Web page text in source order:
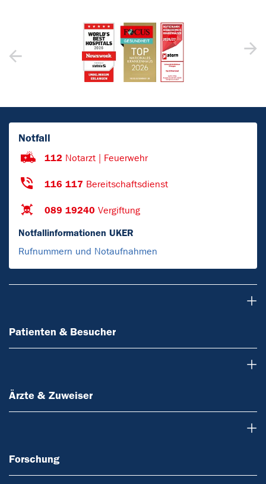
Notfall
112 Notarzt | Feuerwehr
116 117 Bereitschaftsdienst
089 19240 Vergiftung
Notfallinformationen UKER
Rufnummern und Notaufnahmen
Patienten & Besucher
Ärzte & Zuweiser
Forschung